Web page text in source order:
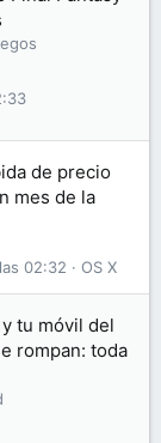
de precio
mes de la
OS X
02:32
tu móvil del
rompan: toda